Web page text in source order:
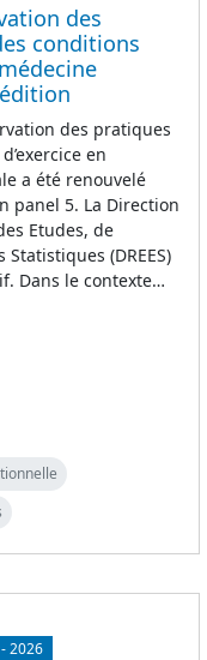
des
conditions
des pratiques
en
a été renouvelé
panel 5. La Direction
Etudes, de
Statistiques (DREES)
Dans le contexte…
-2026